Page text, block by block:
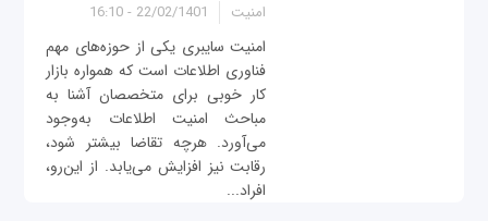
امنیت 22/02/1401 - 16:10
امنیت سایبری یکی از حوزه‌های مهم
فناوری اطلاعات است که همواره بازار
کار خوبی برای متخصصان آشنا به
مباحث امنیت اطلاعات به‌وجود
می‌آورد. هرچه تقاضا بیشتر شود،
رقابت نیز افزایش می‌یابد. از این‌رو،
افراد...